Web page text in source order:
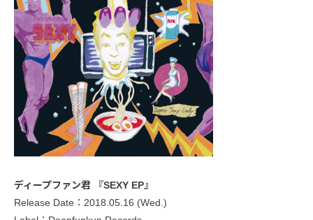
ディープファン君 『SEXY EP』
Release Date：2018.05.16 (Wed.)